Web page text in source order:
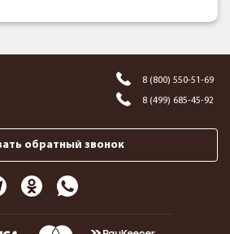
8 (800) 550-51-69
8 (499) 685-45-92
обратный звонок